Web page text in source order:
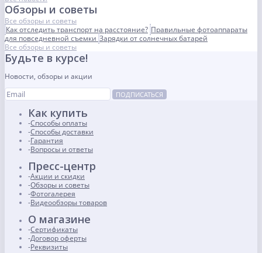
Обзоры и советы
Все обзоры и советы
Как отследить транспорт на расстояние? Правильные фотоаппараты
для повседневной съемки Зарядки от солнечных батарей
Все обзоры и советы
Будьте в курсе!
Новости, обзоры и акции
ПОДПИСАТЬСЯ
Как купить
Способы оплаты
Способы доставки
Гарантия
Вопросы и ответы
Пресс-центр
Акции и скидки
Обзоры и советы
Фотогалерея
Видеообзоры товаров
О магазине
Сертификаты
Договор оферты
Реквизиты